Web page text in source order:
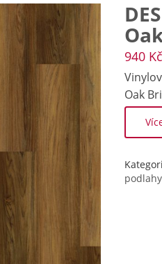
940 Kč
Oak